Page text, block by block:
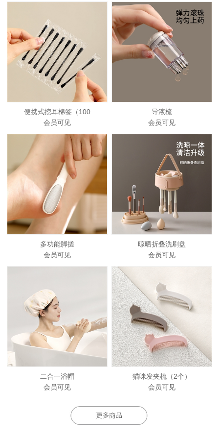
便携式挖耳棉签（100
会员可见
导液梳
会员可见
多功能脚搓
会员可见
晾晒折叠洗刷盘
会员可见
二合一浴帽
会员可见
猫咪发夹梳（2个）
会员可见